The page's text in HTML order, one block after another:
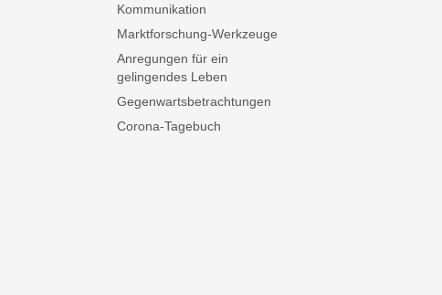
Kommunikation
Marktforschung-Werkzeuge
Anregungen für ein
gelingendes Leben
Gegenwartsbetrachtungen
Corona-Tagebuch